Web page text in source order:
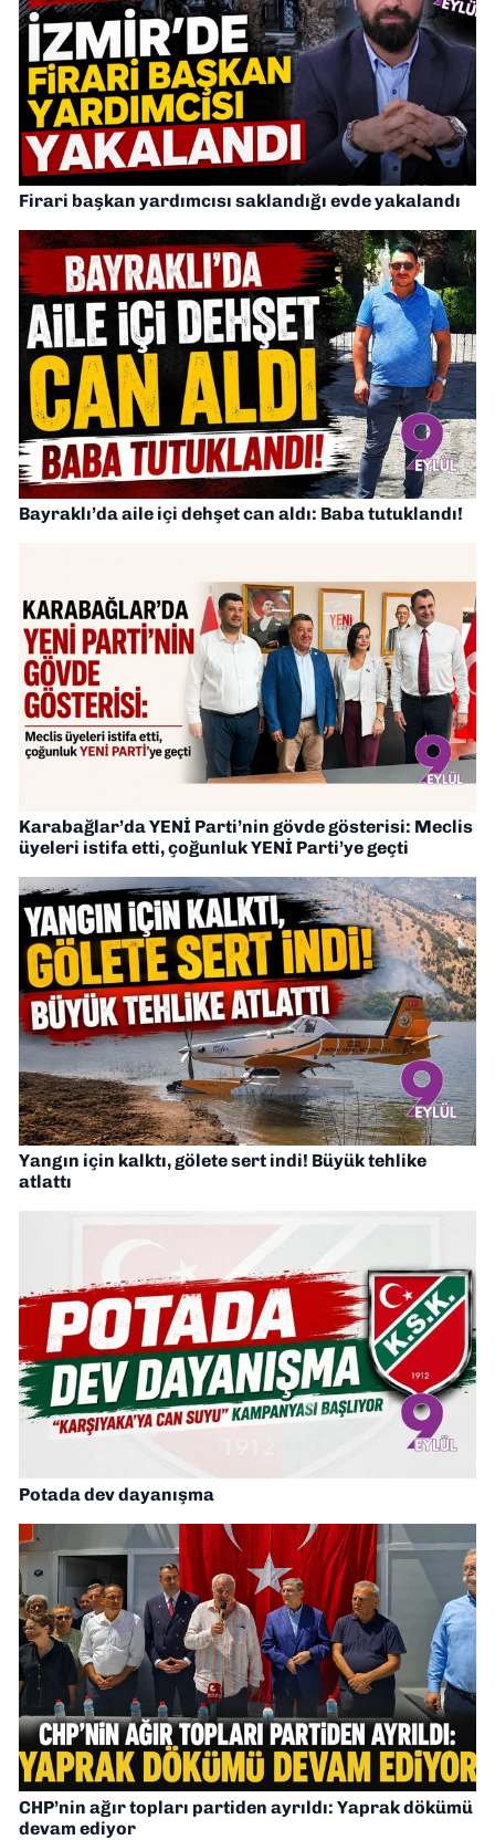
Firari başkan yardımcısı saklandığı evde yakalandı
Bayraklı’da aile içi dehşet can aldı: Baba tutuklandı!
Karabağlar’da YENİ Parti’nin gövde gösterisi: Meclis
üyeleri istifa etti, çoğunluk YENİ Parti’ye geçti
Yangın için kalktı, gölete sert indi! Büyük tehlike
atlattı
Potada dev dayanışma
CHP’nin ağır topları partiden ayrıldı: Yaprak dökümü
devam ediyor